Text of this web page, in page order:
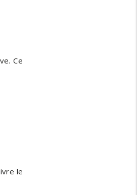
Ce
le